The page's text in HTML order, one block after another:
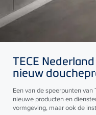
TECE
nieuw
Een van de speerpunten
nieuwe producten en
vormgeving, maar ook de